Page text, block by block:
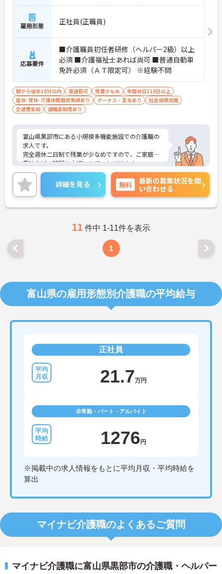
雇用形態 正社員(正職員)
応募要件
■介護職員初任者研修（ヘルパー2級）以上
必須 ■介護福祉士あれば尚可 ■普通自動車
免許必須（ＡＴ限定可） ※経験不問
駅から徒歩10分以内 車通勤可 残業少なめ
年間休日110日以上
産休･育休･介護休暇取得実績あり
ボーナス・賞与あり
社会保険完備
交通費支給
退職金制度あり
富山県黒部市にある小規模多機能施設での介護職の
求人です。
完全週休二日制で残業が少なめですので、ご家庭や
趣味などの時間を大切にしていただけます。
また、福利厚生や子育て・治療との両立支援が充実
しているため、ライフステージが変わっても安心し
て長く働けます。
ご興味のある方には、面接対策ポイントなど、さら
に詳細をご案内しますのでお気軽にご相談くださ
詳細を見る 無料
最新の募集状況を問
い合わせる
11 件中 1-11件を表示
1
富山県の雇用形態別介護職の平均給与
正社員
21.7万円
非常勤・パート・アルバイト
1276 円
※掲載中の求人情報をもとに平均月収・平均時給を
算出
マイナビ介護職のよくあるご質問
マイナビ介護職に富山県黒部市の介護職・ヘルパー